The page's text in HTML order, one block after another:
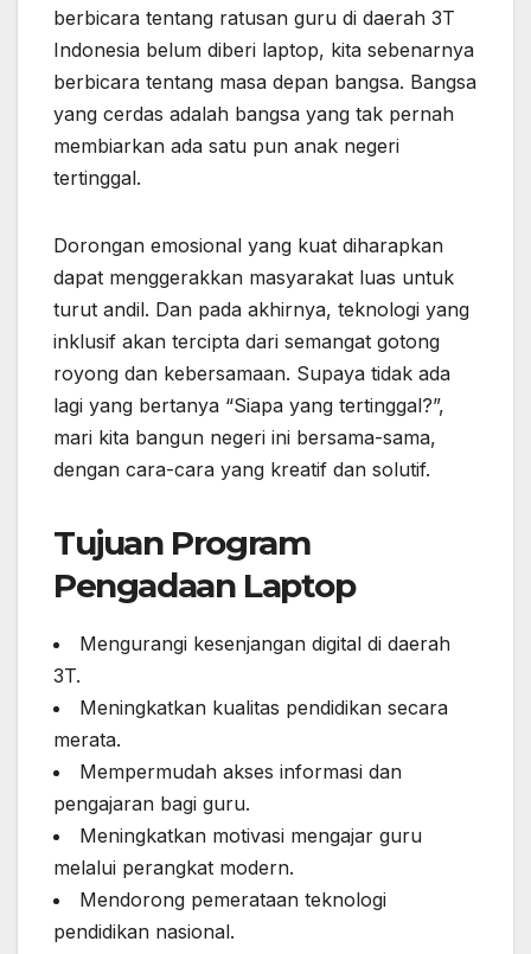
berbicara tentang ratusan guru di daerah 3T
Indonesia belum diberi laptop, kita sebenarnya
berbicara tentang masa depan bangsa. Bangsa
yang cerdas adalah bangsa yang tak pernah
membiarkan ada satu pun anak negeri
tertinggal.
Dorongan emosional yang kuat diharapkan
dapat menggerakkan masyarakat luas untuk
turut andil. Dan pada akhirnya, teknologi yang
inklusif akan tercipta dari semangat gotong
royong dan kebersamaan. Supaya tidak ada
lagi yang bertanya “Siapa yang tertinggal?”,
mari kita bangun negeri ini bersama-sama,
dengan cara-cara yang kreatif dan solutif.
Tujuan Program
Pengadaan Laptop
Mengurangi kesenjangan digital di daerah
3T.
Meningkatkan kualitas pendidikan secara
merata.
Mempermudah akses informasi dan
pengajaran bagi guru.
Meningkatkan motivasi mengajar guru
melalui perangkat modern.
Mendorong pemerataan teknologi
pendidikan nasional.